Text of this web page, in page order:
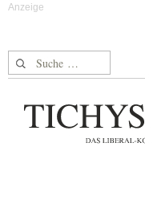
Suche nach: